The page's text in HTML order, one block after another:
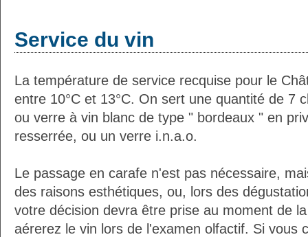
Service du vin
La température de service recquise pour le
entre 10°C et 13°C. On sert une quantité de 7
ou verre à vin blanc de type " bordeaux " en
resserrée, ou un verre i.n.a.o.
Le passage en carafe n'est pas nécessaire,
des raisons esthétiques, ou, lors des
votre décision devra être prise au moment de
aérerez le vin lors de l'examen olfactif. Si vous